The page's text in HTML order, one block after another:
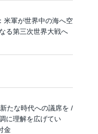
米軍が世界中の海へ空
る第三次世界大戦へ
たな時代への議席を /
に理解を広げてい
金